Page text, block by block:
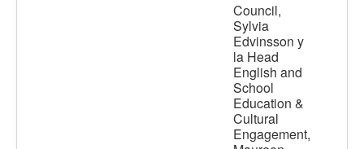
Council,
Sylvia
Edvinsson y
la Head
English and
School
Education &
Cultural
Engagement,